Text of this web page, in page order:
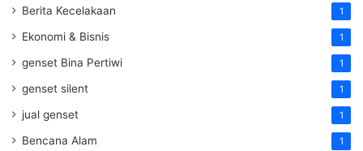
Berita Kecelakaan 1
Ekonomi & Bisnis 1
genset Bina Pertiwi 1
genset silent 1
jual genset 1
Bencana Alam 1